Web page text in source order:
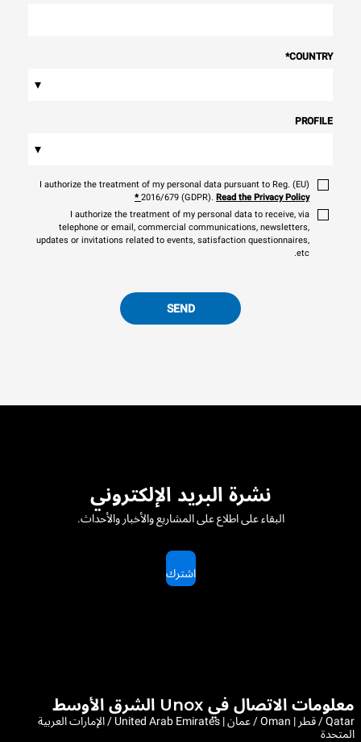
COUNTRY
*
▾
PROFILE
▾
I authorize the treatment of my personal data pursuant to Reg. (EU)
2016/679 (GDPR). Read the Privacy Policy
*
I authorize the treatment of my personal data to receive, via
telephone or email, commercial communications, newsletters,
updates or invitations related to events, satisfaction questionnaires,
etc.
SEND
نشرة البريد الإلكتروني
البقاء على اطلاع على المشاريع والأخبار والأحداث.
اشترك
معلومات الاتصال في Unox الشرق الأوسط
Qatar / قطر | Oman / عمان | United Arab Emirates / الإمارات العربية
المتحدة